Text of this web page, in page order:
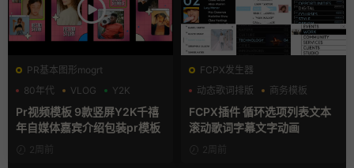
PR基本图形mogrt
80年代
VLOG Y2K
Pr视频模板 9款竖屏Y2K千禧
年自媒体嘉宾介绍包装pr模板
2周前
FCPX发生器
动态歌词排版
商务模板
字幕模板
FCPX插件 循环选项列表文本
滚动歌词字幕文字动画
2周前